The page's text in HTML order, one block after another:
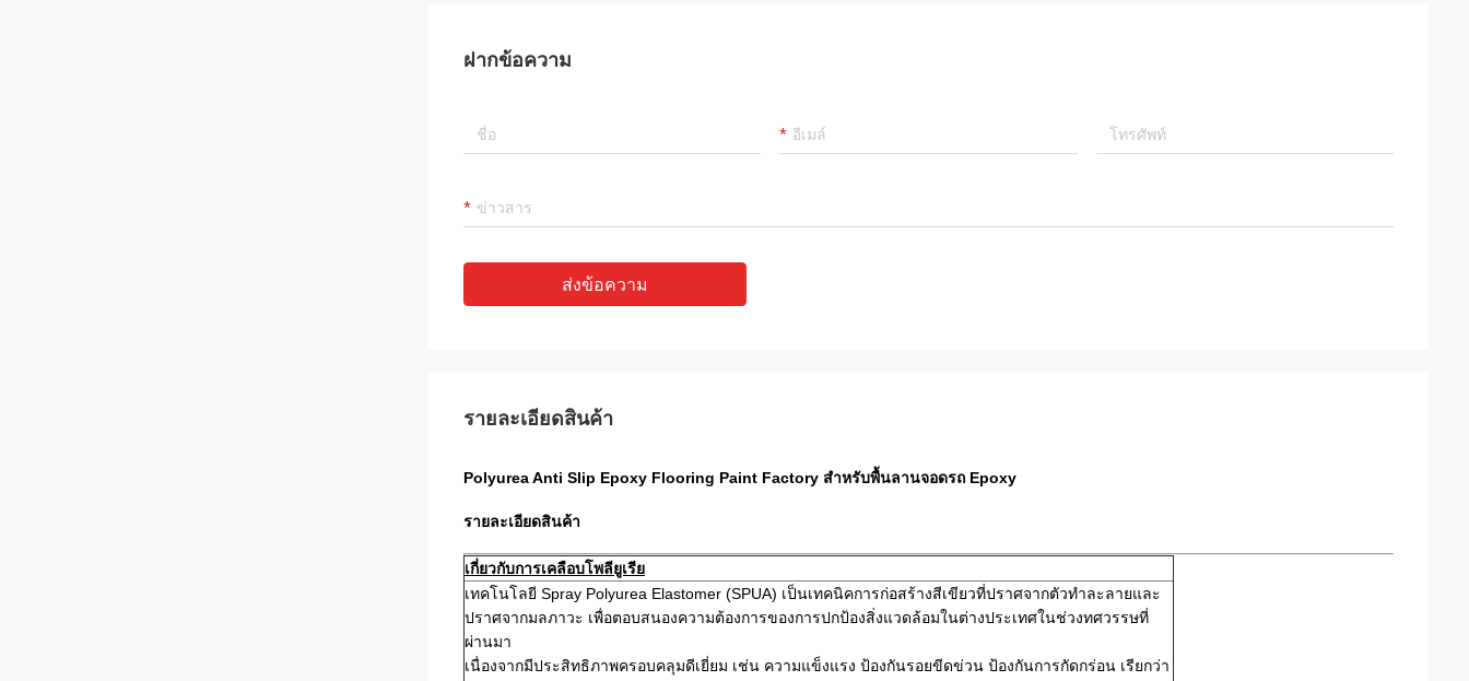
ฝากข้อความ
ส่งข้อความ
รายละเอียดสินค้า
Polyurea Anti Slip Epoxy Flooring Paint Factory สำหรับพื้นลานจอดรถ Epoxy
รายละเอียดสินค้า
เกี่ยวกับการเคลือบโพลียูเรีย
เทคโนโลยี Spray Polyurea Elastomer (SPUA) เป็นเทคนิคการก่อสร้างสีเขียวที่ปราศจากตัวทำละลายและ
ปราศจากมลภาวะ เพื่อตอบสนองความต้องการของการปกป้องสิ่งแวดล้อมในต่างประเทศในช่วงทศวรรษที่
ผ่านมา
เนื่องจากมีประสิทธิภาพครอบคลุมดีเยี่ยม เช่น ความแข็งแรง ป้องกันรอยขีดข่วน ป้องกันการกัดกร่อน เรียกว่า